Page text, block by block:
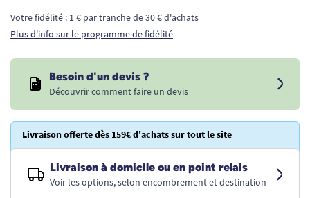
Votre fidélité : 1 € par tranche de 30 € d'achats
Plus d'info sur le programme de fidélité
Besoin d'un devis ?
Découvrir comment faire un devis
Livraison offerte dès 159€ d'achats sur tout le site
Livraison à domicile ou en point relais
Voir les options, selon encombrement et destination